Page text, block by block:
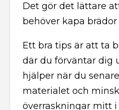
Det gör det lättare
behöver kapa
Ett bra tips är att ta
där du förväntar dig
hjälper när du
materialet och
överraskningar mitt i